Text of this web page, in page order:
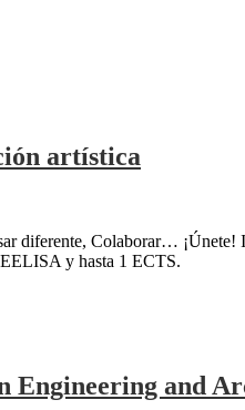
artística
diferente, Colaborar…
y hasta 1 ECTS.
Engineering and